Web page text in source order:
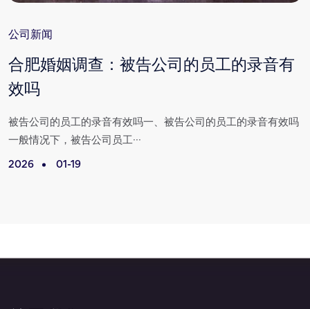
公司新闻
合肥婚姻调查：被告公司的员工的录音有
效吗
被告公司的员工的录音有效吗一、被告公司的员工的录音有效吗
一般情况下，被告公司员工···
2026 01-19